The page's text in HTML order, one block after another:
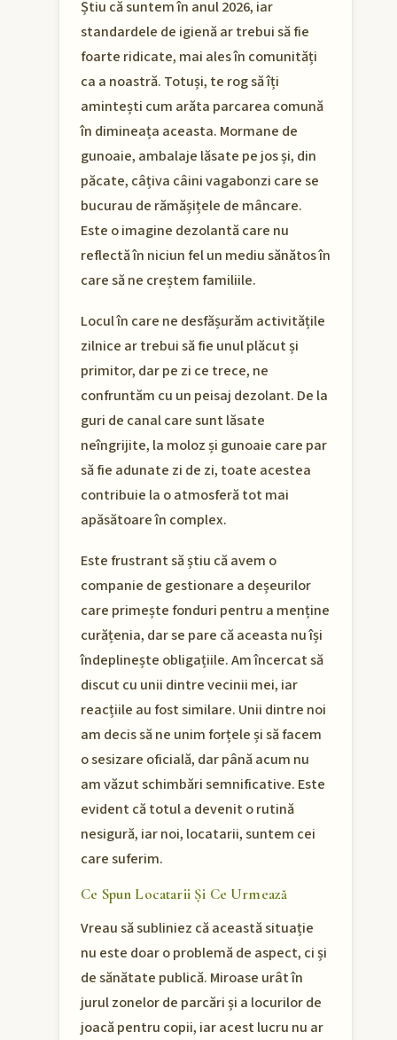
Știu că suntem în anul 2026, iar
standardele de igienă ar trebui să fie
foarte ridicate, mai ales în comunități
ca a noastră. Totuși, te rog să îți
amintești cum arăta parcarea comună
în dimineața aceasta. Mormane de
gunoaie, ambalaje lăsate pe jos și, din
păcate, câțiva câini vagabonzi care se
bucurau de rămășițele de mâncare.
Este o imagine dezolantă care nu
reflectă în niciun fel un mediu sănătos în
care să ne creștem familiile.
Locul în care ne desfășurăm activitățile
zilnice ar trebui să fie unul plăcut și
primitor, dar pe zi ce trece, ne
confruntăm cu un peisaj dezolant. De la
guri de canal care sunt lăsate
neîngrijite, la moloz și gunoaie care par
să fie adunate zi de zi, toate acestea
contribuie la o atmosferă tot mai
apăsătoare în complex.
Este frustrant să știu că avem o
companie de gestionare a deșeurilor
care primește fonduri pentru a menține
curățenia, dar se pare că aceasta nu își
îndeplinește obligațiile. Am încercat să
discut cu unii dintre vecinii mei, iar
reacțiile au fost similare. Unii dintre noi
am decis să ne unim forțele și să facem
o sesizare oficială, dar până acum nu
am văzut schimbări semnificative. Este
evident că totul a devenit o rutină
nesigură, iar noi, locatarii, suntem cei
care suferim.
Ce Spun Locatarii Și Ce Urmează
Vreau să subliniez că această situație
nu este doar o problemă de aspect, ci și
de sănătate publică. Miroase urât în
jurul zonelor de parcări și a locurilor de
joacă pentru copii, iar acest lucru nu ar